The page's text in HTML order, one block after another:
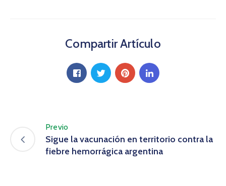
Compartir Artículo
Previo
Sigue la vacunación en territorio contra la
fiebre hemorrágica argentina